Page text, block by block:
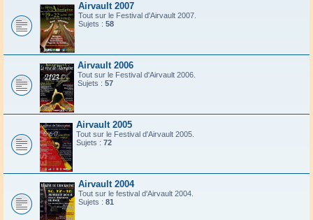
Airvault 2007
Tout sur le Festival d'Airvault 2007.
Sujets : 58
Airvault 2006
Tout sur le Festival d'Airvault 2006.
Sujets : 57
Airvault 2005
Tout sur le Festival d'Airvault 2005.
Sujets : 72
Airvault 2004
Tout sur le festival d'Airvault 2004.
Sujets : 81